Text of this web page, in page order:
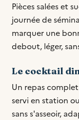
Pièces salées et
journée de
marquer une
debout, léger,
Le cocktail
Un repas
servi en station
sans s'asseoir,